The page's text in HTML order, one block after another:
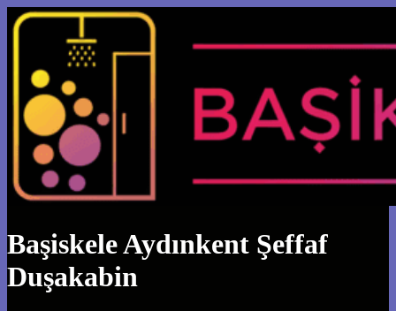
Başiskele Aydınkent Şeffaf
Duşakabin